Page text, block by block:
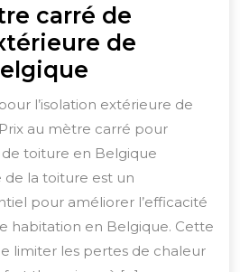
carré de
de
au
mètre
carré
de
l’isolation
extérieure
de
l’isolation extérieure de
au mètre carré pour
de toiture en Belgique
de la toiture est un
pour améliorer l’efficacité
habitation en Belgique. Cette
limiter les pertes de chaleur